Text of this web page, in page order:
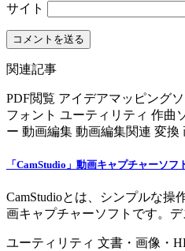
サイト
関連記事
PDF閲覧 アイデアマッピングソ
フォント ユーティリティ 作曲
ー 動画編集 動画編集関連 変換
「CamStudio」動画キャプチャーソフ
CamStudioとは、シンプルな操
画キャプチャーソフトです。
ユーティリティ 文書・画像・